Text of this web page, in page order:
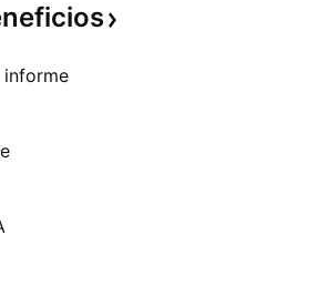
informe